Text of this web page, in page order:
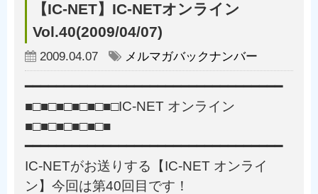
【IC-NET】IC-NETオンライン
Vol.40(2009/04/07)
2009.04.07 メルマガバックナンバー
━━━━━━━━━━━━━━━━━━━━━━━━━━━━━━━━━
■□■□■□■□■□■□IC-NET オンライン
■□■□■□■□■□■
━━━━━━━━━━━━━━━━━━━━━━━━━━━━━━━━━
IC-NETがお送りする【IC-NET オンライ
ン】今回は第40回目です！